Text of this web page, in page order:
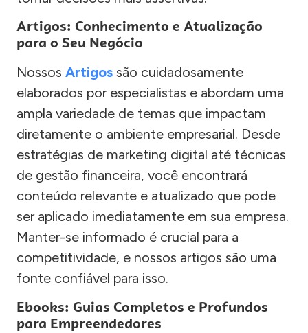
Artigos: Conhecimento e Atualização
para o Seu Negócio
Nossos Artigos são cuidadosamente
elaborados por especialistas e abordam uma
ampla variedade de temas que impactam
diretamente o ambiente empresarial. Desde
estratégias de marketing digital até técnicas
de gestão financeira, você encontrará
conteúdo relevante e atualizado que pode
ser aplicado imediatamente em sua empresa.
Manter-se informado é crucial para a
competitividade, e nossos artigos são uma
fonte confiável para isso.
Ebooks: Guias Completos e Profundos
para Empreendedores